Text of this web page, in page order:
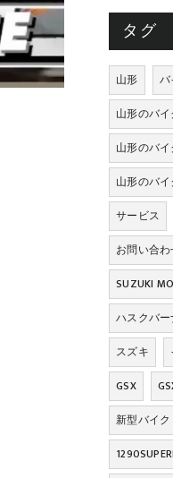
タグ
山形 バ
山形のバ
山形のバ
山形のバ
サービス
お問い合
SUZUKI
ハスクバ
スズキ
GSX
新型バイク